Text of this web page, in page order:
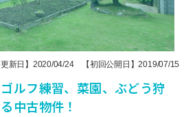
新日】2020/04/24 【初回公開日】2019/07/15
ルフ練習、菜園、ぶどう狩
中古物件！